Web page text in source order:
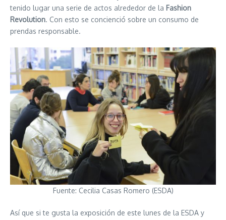
tenido lugar una serie de actos alrededor de la Fashion
Revolution. Con esto se concienció sobre un consumo de
prendas responsable.
Fuente: Cecilia Casas Romero (ESDA)
Así que si te gusta la exposición de este lunes de la ESDA y